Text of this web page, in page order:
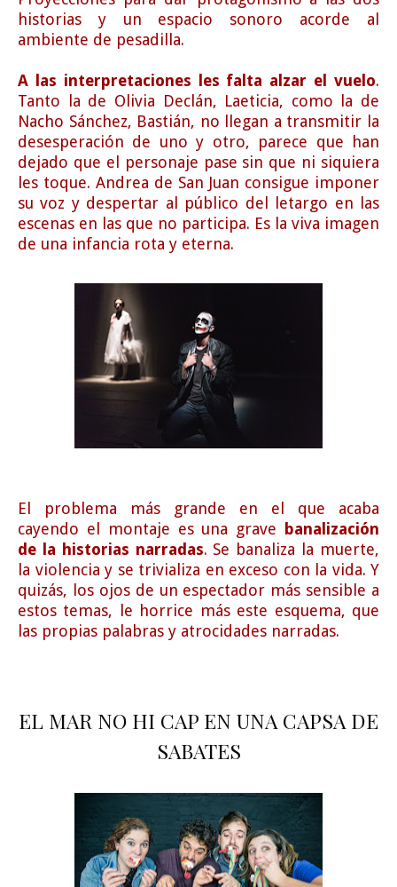
historias y un espacio sonoro acorde al
ambiente de pesadilla.
A las interpretaciones les falta alzar el vuelo.
Tanto la de Olivia Declán, Laeticia, como la de
Nacho Sánchez, Bastián, no llegan a transmitir la
desesperación de uno y otro, parece que han
dejado que el personaje pase sin que ni siquiera
les toque. Andrea de San Juan consigue imponer
su voz y despertar al público del letargo en las
escenas en las que no participa. Es la viva imagen
de una infancia rota y eterna.
El problema más grande en el que acaba
cayendo el montaje es una grave
banalización
de la historias narradas. Se banaliza la muerte,
la violencia y se trivializa en exceso con la vida. Y
quizás, los ojos de un espectador más sensible a
estos temas, le horrice más este esquema, que
las propias palabras y atrocidades narradas.
EL MAR NO HI CAP EN UNA CAPSA DE
SABATES